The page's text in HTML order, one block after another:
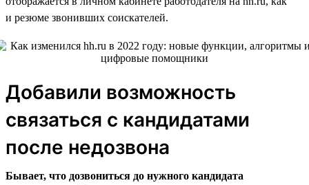
и резюме звонивших соискателей.
Добавили возможность
связаться с кандидатами
после недозвона
Бывает, что дозвониться до нужного кандидата